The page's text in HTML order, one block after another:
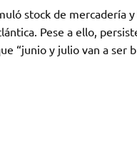
stock de mercadería
Pese a ello,
“junio y julio van a ser